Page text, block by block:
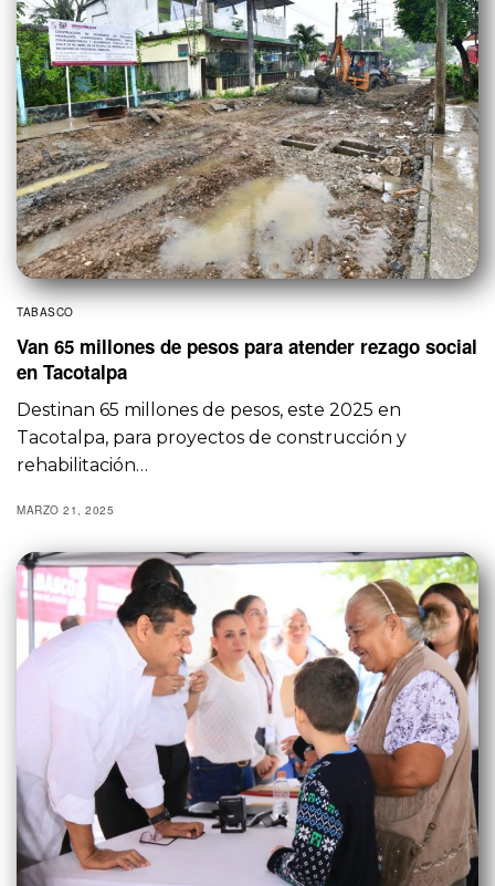
TABASCO
Van 65 millones de pesos para atender rezago social
en Tacotalpa
Destinan 65 millones de pesos, este 2025 en
Tacotalpa, para proyectos de construcción y
rehabilitación…
MARZO 21, 2025